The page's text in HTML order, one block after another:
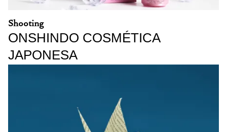
Shooting
ONSHINDO COSMÉTICA
JAPONESA